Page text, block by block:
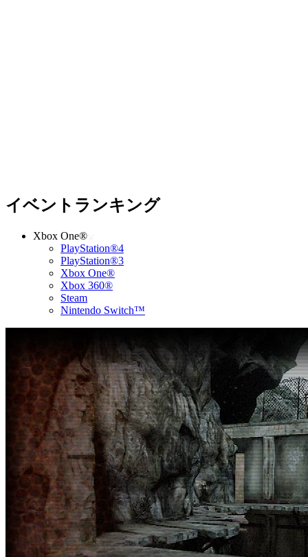
イベントランキング
Xbox One®
PlayStation®4
PlayStation®3
Xbox One®
Xbox 360®
Steam
Nintendo Switch™